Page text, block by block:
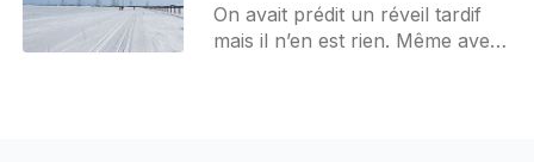
On avait prédit un réveil tardif
mais il n’en est rien. Même avec